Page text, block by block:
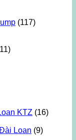
(117)
KTZ (16)
Loan (9)